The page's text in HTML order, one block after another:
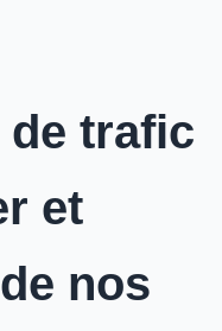
de trafic
et
nos